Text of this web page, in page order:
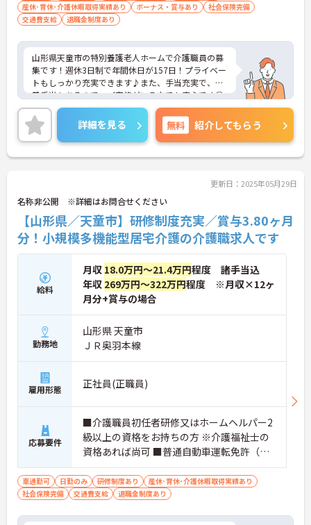
産休･育休･介護休暇取得実績あり
ボーナス・賞与あり
社会保険完備
交通費支給
退職金制度あり
山形県天童市の特別養護老人ホームで介護職員の募
集です！週休3日制で年間休日が157日！プライベー
トもしっかり充実できます♪また、手当充実で、扶
養手当もあるので、ご家族がいる方でも安心です◎
ご興味のある方は、面接ポイントをお伝えしますの
で、お気軽にご連絡ください。
詳細を見る 無料 紹介してもらう
更新日：2025年05月29日
名称非公開 ※詳細はお問合せください
【山形県／天童市】研修制度充実／賞与3.80ヶ月
分！小規模多機能型居宅介護の介護職求人です
給料
月収 18.0万円～21.4万円程度 諸手当込
年収 269万円～322万円程度 ※月収×12ヶ
月分+賞与の場合
勤務地
山形県 天童市
ＪＲ奥羽本線
雇用形態 正社員(正職員)
応募要件
■介護職員初任者研修又はホームヘルパー2
級以上の資格をお持ちの方 ※介護福祉士の
資格あれば尚可 ■普通自動車運転免許（Ａ
Ｔ限定可） ■介護施設勤務経験
車通勤可 日勤のみ 研修制度あり
産休･育休･介護休暇取得実績あり
社会保険完備
交通費支給 退職金制度あり